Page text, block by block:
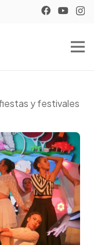
y festivales